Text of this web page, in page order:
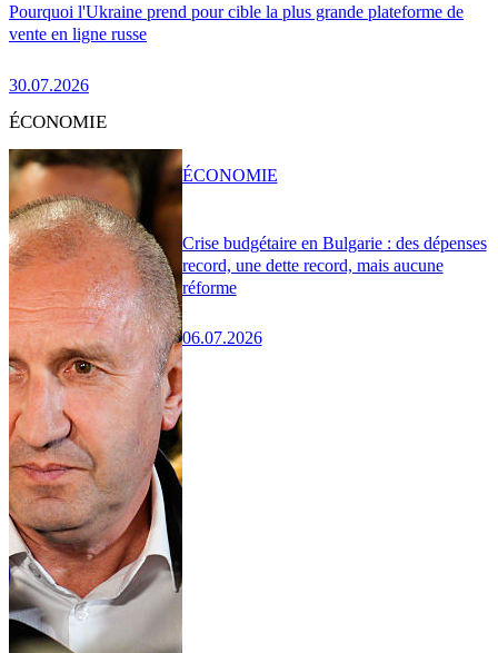
Pourquoi l'Ukraine prend pour cible la plus grande plateforme de
vente en ligne russe
30.07.2026
ÉCONOMIE
Crise budgétaire en Bulgarie : des dépenses
record, une dette record, mais aucune
réforme
06.07.2026
ÉCONOMIE